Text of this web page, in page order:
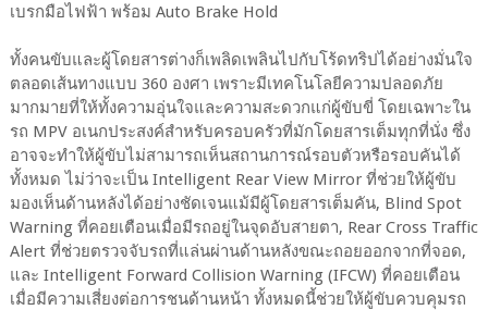
เบรกมือไฟฟ้า พร้อม Auto Brake Hold
ทั้งคนขับและผู้โดยสารต่างก็เพลิดเพลินไปกับโร้ดทริปได้อย่างมั่นใจ
ตลอดเส้นทางแบบ 360 องศา เพราะมีเทคโนโลยีความปลอดภัย
มากมายที่ให้ทั้งความอุ่นใจและความสะดวกแก่ผู้ขับขี่ โดยเฉพาะใน
รถ MPV อเนกประสงค์สำหรับครอบครัวที่มักโดยสารเต็มทุกที่นั่ง ซึ่ง
อาจจะทำให้ผู้ขับไม่สามารถเห็นสถานการณ์รอบตัวหรือรอบคันได้
ทั้งหมด ไม่ว่าจะเป็น Intelligent Rear View Mirror ที่ช่วยให้ผู้ขับ
มองเห็นด้านหลังได้อย่างชัดเจนแม้มีผู้โดยสารเต็มคัน, Blind Spot
Warning ที่คอยเตือนเมื่อมีรถอยู่ในจุดอับสายตา, Rear Cross Traffic
Alert ที่ช่วยตรวจจับรถที่แล่นผ่านด้านหลังขณะถอยออกจากที่จอด,
และ Intelligent Forward Collision Warning (IFCW) ที่คอยเตือน
เมื่อมีความเสี่ยงต่อการชนด้านหน้า ทั้งหมดนี้ช่วยให้ผู้ขับควบคุมรถ